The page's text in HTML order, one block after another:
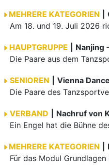
MEHRERE KATEGORIEN
HAUPTGRUPPE
SENIOREN
Vienna
VERBAND
Nachruf von
MEHRERE KATEGORIEN